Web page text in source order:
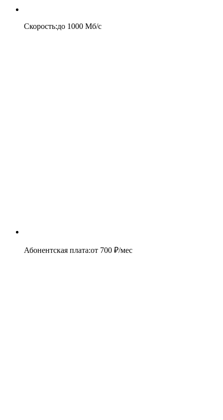
Скорость:до 1000 Мб/c
Абонентская плата:от 700 ₽/мес